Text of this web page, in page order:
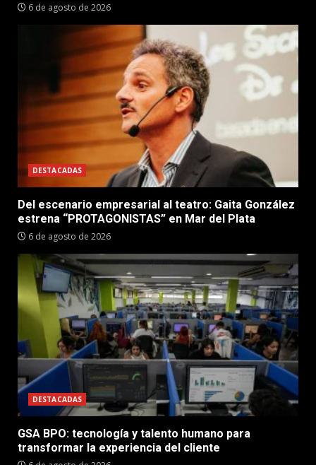
6 de agosto de 2026
DESTACADAS
Del escenario empresarial al teatro: Gaita González
estrena “PROTAGONISTAS” en Mar del Plata
6 de agosto de 2026
DESTACADAS
GSA BPO: tecnología y talento humano para
transformar la experiencia del cliente